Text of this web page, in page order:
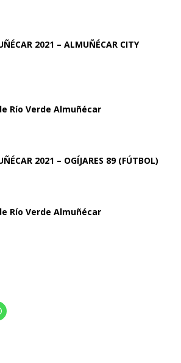
2021 – ALMUÑÉCAR CITY
Río Verde Almuñécar
2021 – OGÍJARES 89 (FÚTBOL)
Río Verde Almuñécar